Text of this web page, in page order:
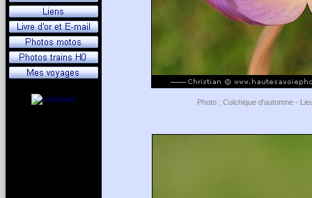
Photo : Colchique d'automne -